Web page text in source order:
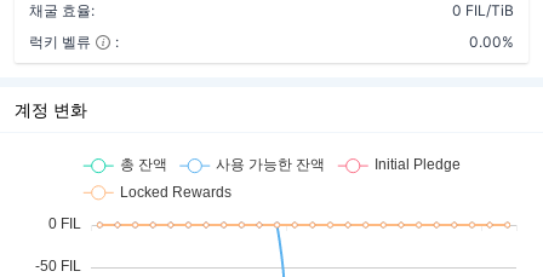
채굴 효율:
0 FIL/TiB
럭키 벨류
: 0.00%
계정 변화